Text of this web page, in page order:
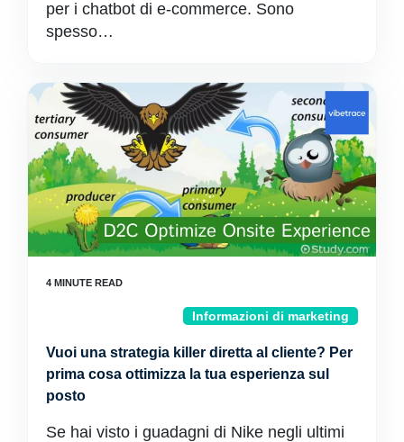
per i chatbot di e-commerce. Sono
spesso…
Informazioni di marketing
Vuoi una strategia killer diretta al cliente? Per
prima cosa ottimizza la tua esperienza sul
posto
Se hai visto i guadagni di Nike negli ultimi